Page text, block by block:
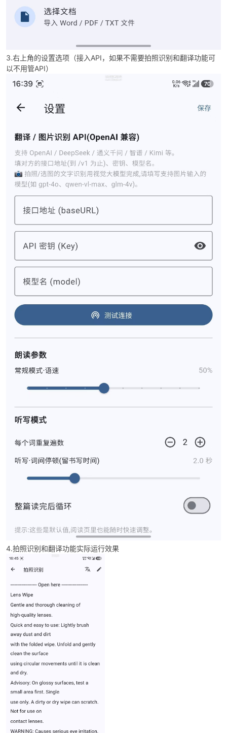
3.右上角的设置选项（接入API，如果不需要拍照识别和翻译功能可
以不用管API）
4.拍照识别和翻译功能实际运行效果